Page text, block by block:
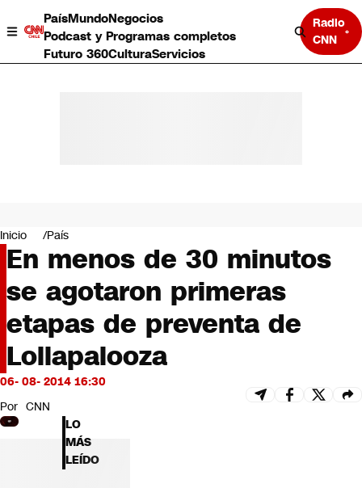
PaísMundoNegocios
Podcast y Programas completos
Futuro 360CulturaServicios
Radio
CNN
Negocios
Deportes
Programas completos
Cultura
Servicios
Bits
CNN Data
CNN tiempo
Futuro 360
Inicio País
En menos de 30 minutos
se agotaron primeras
etapas de preventa de
Lollapalooza
06- 08- 2014 16:30
Por CNN
LO
MÁS
LEÍDO